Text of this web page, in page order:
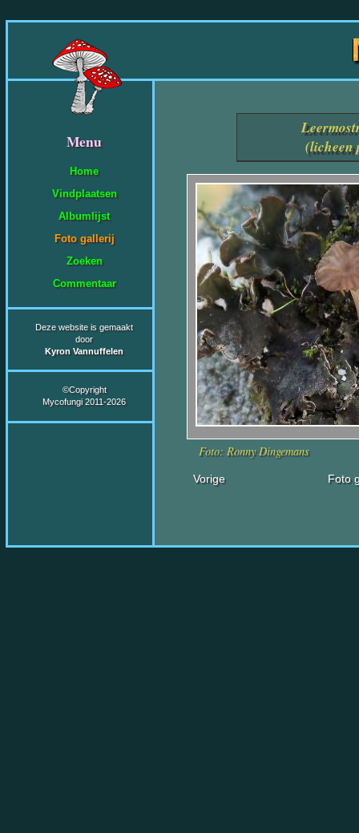
Menu
Home
Vindplaatsen
Albumlijst
Foto gallerij
Zoeken
Commentaar
Deze website is gemaakt
door
Kyron Vannuffelen
©Copyright
Mycofungi 2011-2026
(licheen
Foto: Ronny Dingemans
Vorige Foto